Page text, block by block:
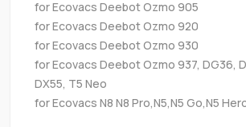
for Ecovacs Deebot Ozmo 905
for Ecovacs Deebot Ozmo 920
for Ecovacs Deebot Ozmo 930
for Ecovacs Deebot Ozmo 937, DG36,
DX55, T5 Neo
for Ecovacs N8 N8 Pro,N5,N5 Go,N5